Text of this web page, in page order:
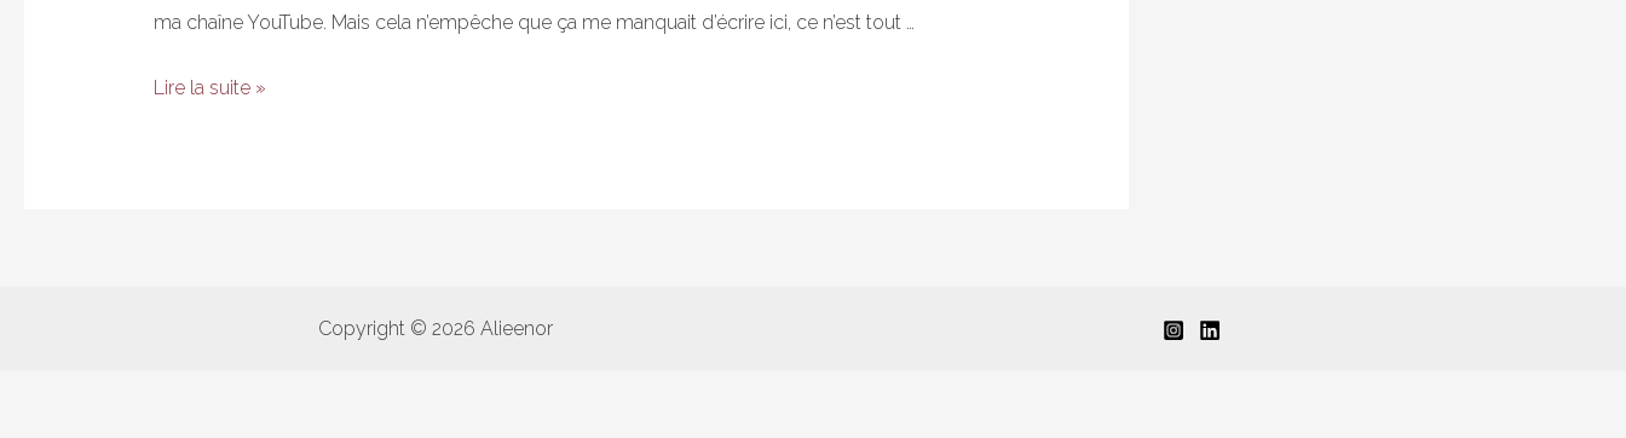
ma chaîne YouTube. Mais cela n’empêche que ça me manquait d’écrire ici, ce n’est tout …
Mes
Lire la suite »
Copyright © 2026 Alieenor